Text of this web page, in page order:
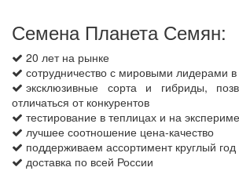
Семена Планета Семян:
20 лет на рынке
сотрудничество с мировыми лидерами в
эксклюзивные сорта и гибриды,
отличаться от конкурентов
тестирование в теплицах и на
лучшее соотношение цена-качество
поддерживаем ассортимент круглый год
доставка по всей России